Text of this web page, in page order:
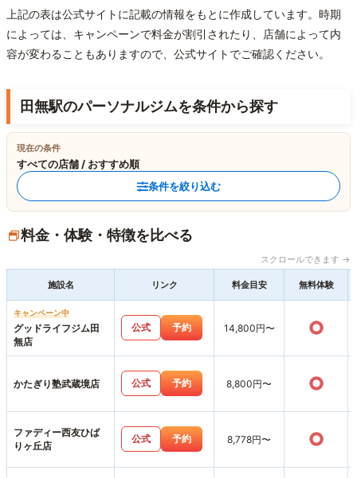
上記の表は公式サイトに記載の情報をもとに作成しています。時期
によっては、キャンペーンで料金が割引されたり、店舗によって内
容が変わることもありますので、公式サイトでご確認ください。
田無駅のパーソナルジムを条件から探す
現在の条件
すべての店舗 / おすすめ順
条件を絞り込む
料金・体験・特徴を比べる
スクロールできます →
施設名 リンク 料金目安 無料体験
キャンペーン中
グッドライフジム田
無店
公式 予約 14,800円〜 ○
かたぎり塾武蔵境店 公式 予約 8,800円〜 ○
ファディー西友ひば
りヶ丘店
公式 予約 8,778円〜 ○